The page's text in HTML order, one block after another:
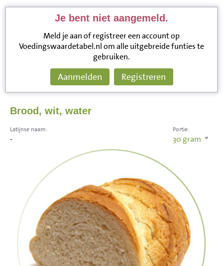
Je bent niet aangemeld.
Meld je aan of registreer een account op
Voedingswaardetabel.nl om alle uitgebreide funties te
gebruiken.
Aanmelden Registreren
Brood, wit, water
Portie:
30 gram
Latijnse naam:
-